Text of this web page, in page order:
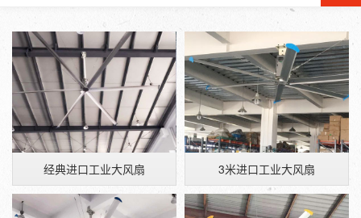
经典进口工业大风扇 3米进口工业大风扇